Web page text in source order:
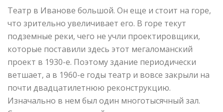
Театр в Иванове большой. Он еще и стоит на горе,
что зрительно увеличивает его. В горе текут
подземные реки, чего не учли проектировщики,
которые поставили здесь этот мегаломанский
проект в 1930-е. Поэтому здание периодически
ветшает, а в 1960-е годы театр и вовсе закрыли на
почти двадцатилетнюю реконструкцию.
Изначально в нем был один многотысячный зал.